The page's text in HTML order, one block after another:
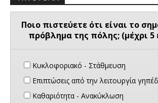
Ποιο πιστεύετε ότι είναι το
πρόβλημα της πόλης; (μέχρι 5
Κυκλοφοριακό - Στάθμευση
Επιπτώσεις από την λειτουργία
Καθαριότητα - Ανακύκλωση